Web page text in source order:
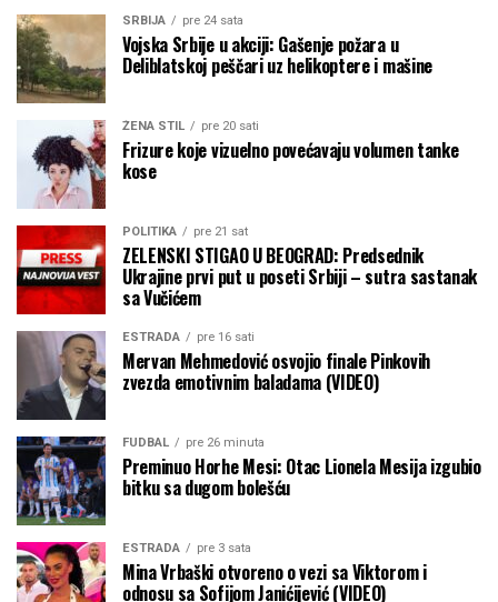
SRBIJA pre 24 sata
Vojska Srbije u akciji: Gašenje požara u
Deliblatskoj peščari uz helikoptere i mašine
ŽENA STIL pre 20 sati
Frizure koje vizuelno povećavaju volumen tanke
kose
POLITIKA pre 21 sat
ZELENSKI STIGAO U BEOGRAD: Predsednik
Ukrajine prvi put u poseti Srbiji – sutra sastanak
sa Vučićem
ESTRADA pre 16 sati
Mervan Mehmedović osvojio finale Pinkovih
zvezda emotivnim baladama (VIDEO)
FUDBAL pre 26 minuta
Preminuo Horhe Mesi: Otac Lionela Mesija izgubio
bitku sa dugom bolešću
ESTRADA pre 3 sata
Mina Vrbaški otvoreno o vezi sa Viktorom i
odnosu sa Sofijom Janićijević (VIDEO)